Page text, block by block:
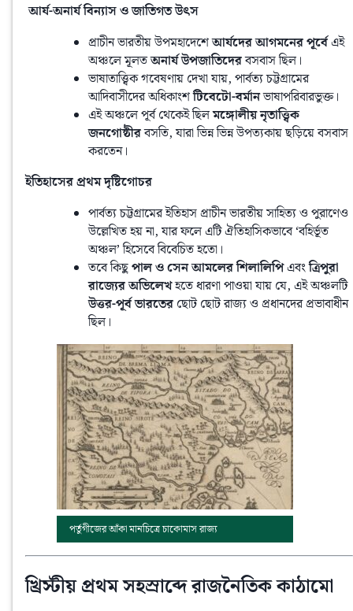
️ আর্য-অনার্য বিন্যাস ও জাতিগত উৎস
প্রাচীন ভারতীয় উপমহাদেশেআর্যদের আগমনের পূর্বেএই
অঞ্চলে মূলতঅনার্য উপজাতিদেরবসবাস ছিল।
ভাষাতাত্ত্বিক গবেষণায় দেখা যায়, পার্বত্য চট্টগ্রামের
আদিবাসীদের অধিকাংশটিবেটো-বর্মানভাষাপরিবারভুক্ত।
এই অঞ্চলে পূর্ব থেকেই ছিলমঙ্গোলীয় নৃতাত্ত্বিক
জনগোষ্ঠীরবসতি, যারা ভিন্ন ভিন্ন উপত্যকায় ছড়িয়ে বসবাস
করতেন।
ইতিহাসের প্রথম দৃষ্টিগোচর
পার্বত্য চট্টগ্রামের ইতিহাস প্রাচীন ভারতীয় সাহিত্য ও পুরাণেও
উল্লেখিত হয় না, যার ফলে এটি ঐতিহাসিকভাবে ‘বহির্ভূত
অঞ্চল’ হিসেবে বিবেচিত হতো।
তবে কিছুপাল ও সেন আমলের শিলালিপিএবংত্রিপুরা
রাজ্যের অভিলেখহতে ধারণা পাওয়া যায় যে, এই অঞ্চলটি
উত্তর-পূর্ব ভারতেরছোট ছোট রাজ্য ও প্রধানদের প্রভাবাধীন
ছিল।
পর্তুগীজের আঁকা মানচিত্রে চাকোমাস রাজ্য
খ্রিস্টীয় প্রথম সহস্রাব্দে রাজনৈতিক কাঠামো